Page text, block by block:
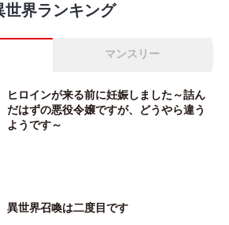
世界ランキング
マンスリー
ヒロインが来る前に妊娠しました～詰ん
だはずの悪役令嬢ですが、どうやら違う
ようです～
異世界召喚は二度目です